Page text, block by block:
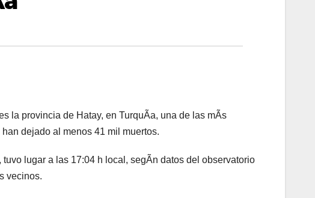
la provincia de Hatay, en TurquÃa, una de las mÃs
dejado al menos 41 mil muertos.
lugar a las 17:04 h local, segÃn datos del observatorio
vecinos.